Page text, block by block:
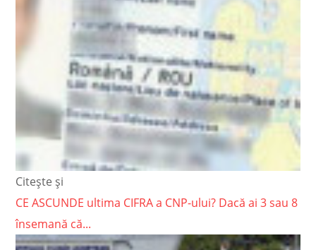
Citește și
CE ASCUNDE ultima CIFRA a CNP-ului? Dacă ai 3 sau 8
însemană că...